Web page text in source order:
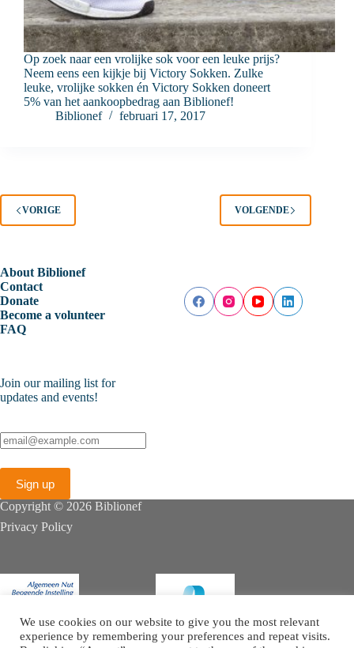
Op zoek naar een vrolijke sok voor een leuke prijs?
Neem eens een kijkje bij Victory Sokken. Zulke
leuke, vrolijke sokken én Victory Sokken doneert
5% van het aankoopbedrag aan Biblionef!
Biblionef
februari 17, 2017
VORIGE VOLGENDE
About Biblionef
Contact
Donate
Become a volunteer
FAQ
Join our mailing list for
updates and events!
Copyright © 2026 Biblionef
Privacy Policy
We use cookies on our website to give you the most relevant
experience by remembering your preferences and repeat visits.